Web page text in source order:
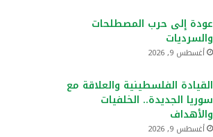
عودة إلى حرب المصطلحات
والسرديات
أغسطس 9, 2026
القيادة الفلسطينية والعلاقة مع
سوريا الجديدة.. الخلفيات
والأهداف
أغسطس 9, 2026